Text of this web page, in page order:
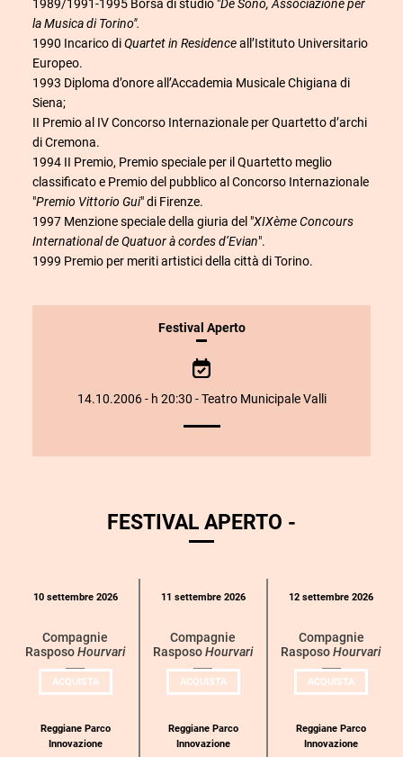
1989/1991-1995 Borsa di studio "De Sono, Associazione per
la Musica di Torino".
1990 Incarico diQuartet in Residenceall’Istituto Universitario
Europeo.
1993 Diploma d’onore all’Accademia Musicale Chigiana di
Siena;
II Premio al IV Concorso Internazionale per Quartetto d’archi
di Cremona.
1994 II Premio, Premio speciale per il Quartetto meglio
classificato e Premio del pubblico al Concorso Internazionale
"Premio Vittorio Gui" di Firenze.
1997 Menzione speciale della giuria del "XIXème Concours
International de Quatuor à cordes d’Evian".
1999 Premio per meriti artistici della città di Torino.
INFORMAZIONIFestival Aperto
14.10.2006 - h 20:30 - Teatro Municipale Valli
FESTIVAL APERTO -
categoria
10 settembre 2026
Compagnie
RasposoHourvari
ACQUISTAUN
BIGLIETTO
Reggiane Parco
Innovazione
11 settembre 2026
Compagnie
RasposoHourvari
ACQUISTAUN
BIGLIETTO
Reggiane Parco
Innovazione
12 settembre 2026
Compagnie
RasposoHourvari
ACQUISTAUN
BIGLIETTO
Reggiane Parco
Innovazione